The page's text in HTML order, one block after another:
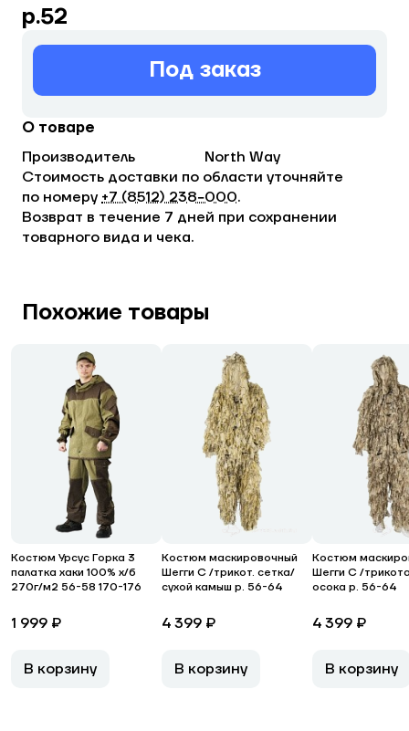
р.52
Под заказ
О товаре
Производитель
North Way
Стоимость доставки по области уточняйте
по номеру +7 (8512) 238−000.
Возврат в течение 7 дней при сохранении
товарного вида и чека.
Похожие товары
Костюм Урсус Горка 3
палатка хаки 100% х/б
270г/м2 56-58 170-176
1 999 ₽
В корзину
Костюм маскировочный
Шегги С /трикот. сетка/
сухой камыш р. 56-64
4 399 ₽
В корзину
Костюм
Шегги С /
осока р. 56-64
4 399 ₽
В корзину